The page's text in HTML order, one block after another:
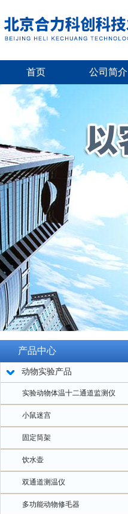
首页 公司简介
产品中心
动物实验产品
实验动物体温十二通道监测仪
小鼠迷宫
固定筒架
饮水壶
双通道测温仪
多功能动物修毛器